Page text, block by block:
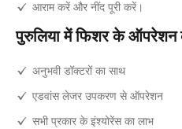
आराम करें और नींद पूरी करें।
पुरुलिया में फिशर के ऑपरेशन
अनुभवी डॉक्टरों का साथ
एडवांस लेजर उपकरण से ऑपरेशन
सभी प्रकार के इंश्योरेंस का लाभ